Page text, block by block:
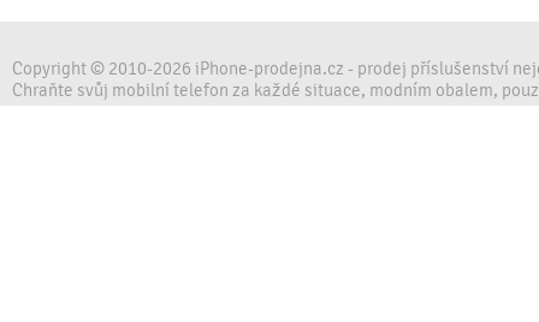
Copyright © 2010-2026 iPhone-prodejna.cz - prodej příslušenství
Chraňte svůj mobilní telefon za každé situace, modním obalem,